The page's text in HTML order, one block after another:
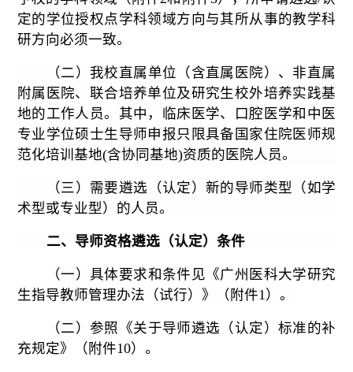
定的学位授权点学科领域方向与其所从事的教学科
研方向必须一致。
（二）我校直属单位（含直属医院）、非直属
附属医院、联合培养单位及研究生校外培养实践基
地的工作人员。其中，临床医学、 口腔医学和中医
专业学位硕士生导师申报只限具备国家住院医师规
范化培训基地(含协同基地)资质的医院人员。
（三）需要遴选（认定）新的导师类型（如学
术型或专业型）的人员。
二、导师资格遴选（认定）条件
（一）具体要求和条件见《广州医科大学研究
生指导教师管理办法（试行） 》（附件1）。
（二）参照《关于导师遴选（认定）标准的补
充规定》（附件10）。